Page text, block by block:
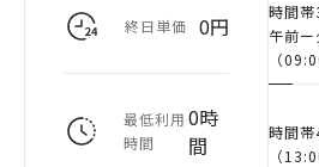
終日単価 0円
最低利用
時間
0時
間
時間帯
午前
（
時間
（